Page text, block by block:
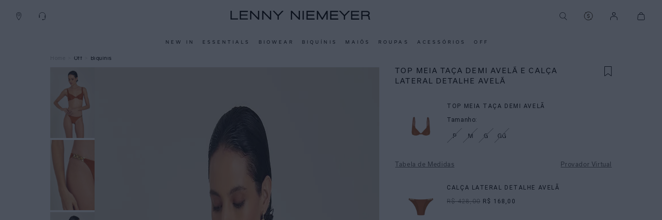
NEW IN ESSENTIALS BIOWEAR BIQUÍNIS MAIÔS ROUPAS ACESSÓRIOS OFF
Off Biquínis
TOP MEIA TAÇA DEMI AVELÃ E CALÇA
LATERAL DETALHE AVELÃ
TOP MEIA TAÇA DEMI AVELÃ
Tamanho:
P M G GG
Tabela de Medidas Provador Virtual
CALÇA LATERAL DETALHE AVELÃ
R$ 428,00 R$ 168,00